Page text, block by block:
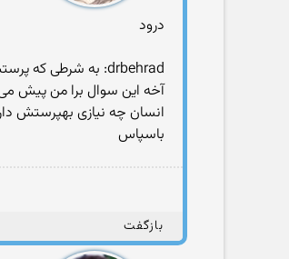
درود
drbehrad: به شرطی که پرستش واقعی باشه هم بت خوبه هم خدا
آخه این سوال برا من پیش
انسان چه نیازی بهپرستش
باسپاس
بازگفت